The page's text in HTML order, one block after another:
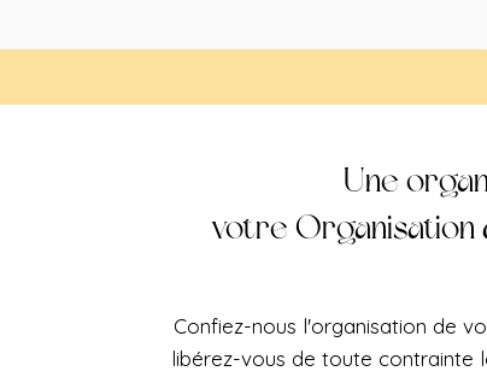
Une
votre Organisation
Confiez-nous l'organisation de
libérez-vous de toute contrainte